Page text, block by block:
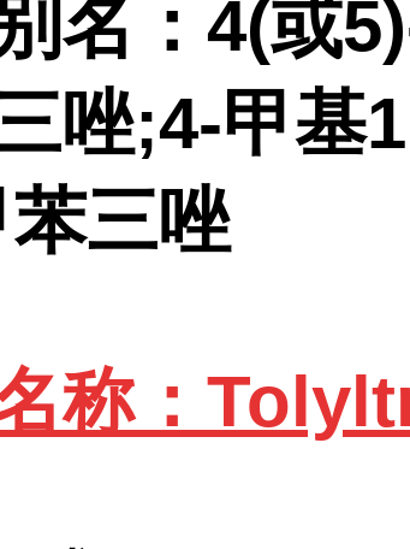
名：4(或
唑;4-甲基
三唑
称：